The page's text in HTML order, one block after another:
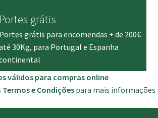
Portes grátis
Portes grátis para encomendas + de 200€
30Kg, para Portugal e Espanha
válidos para compras online
Termos e Condições para mais informações